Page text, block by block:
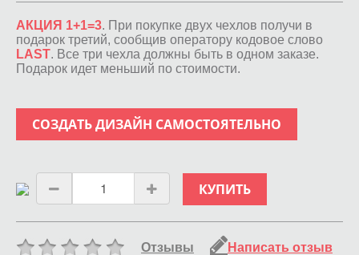
АКЦИЯ 1+1=3. При покупке двух чехлов получи в
подарок третий, сообщив оператору кодовое слово
LAST. Все три чехла должны быть в одном заказе.
Подарок идет меньший по стоимости.
СОЗДАТЬ ДИЗАЙН САМОСТОЯТЕЛЬНО
КУПИТЬ
Отзывы Написать отзыв